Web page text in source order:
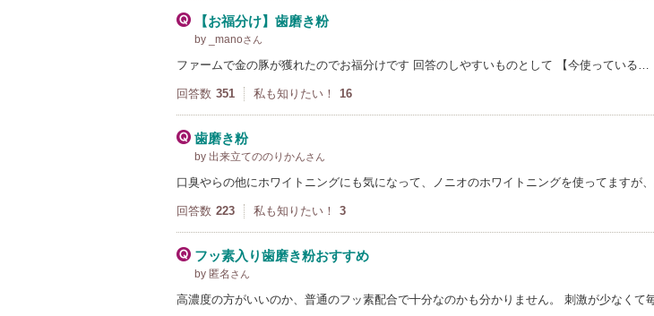
【お福分け】歯磨き粉
by _manoさん
ファームで金の豚が獲れたのでお福分けです 回答のしやすいものとして 【今使っている…
回答数 351 私も知りたい！ 16
歯磨き粉
by 出来立てののりかんさん
口臭やらの他にホワイトニングにも気になって、ノニオのホワイトニングを使ってますが
回答数 223 私も知りたい！ 3
フッ素入り歯磨き粉おすすめ
by 匿名 さん
高濃度の方がいいのか、普通のフッ素配合で十分なのかも分かりません。 刺激が少なくて